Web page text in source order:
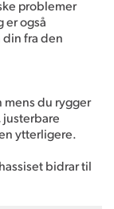
problemer
er også
fra den
mens du rygger
ytterligere.
bidrar til